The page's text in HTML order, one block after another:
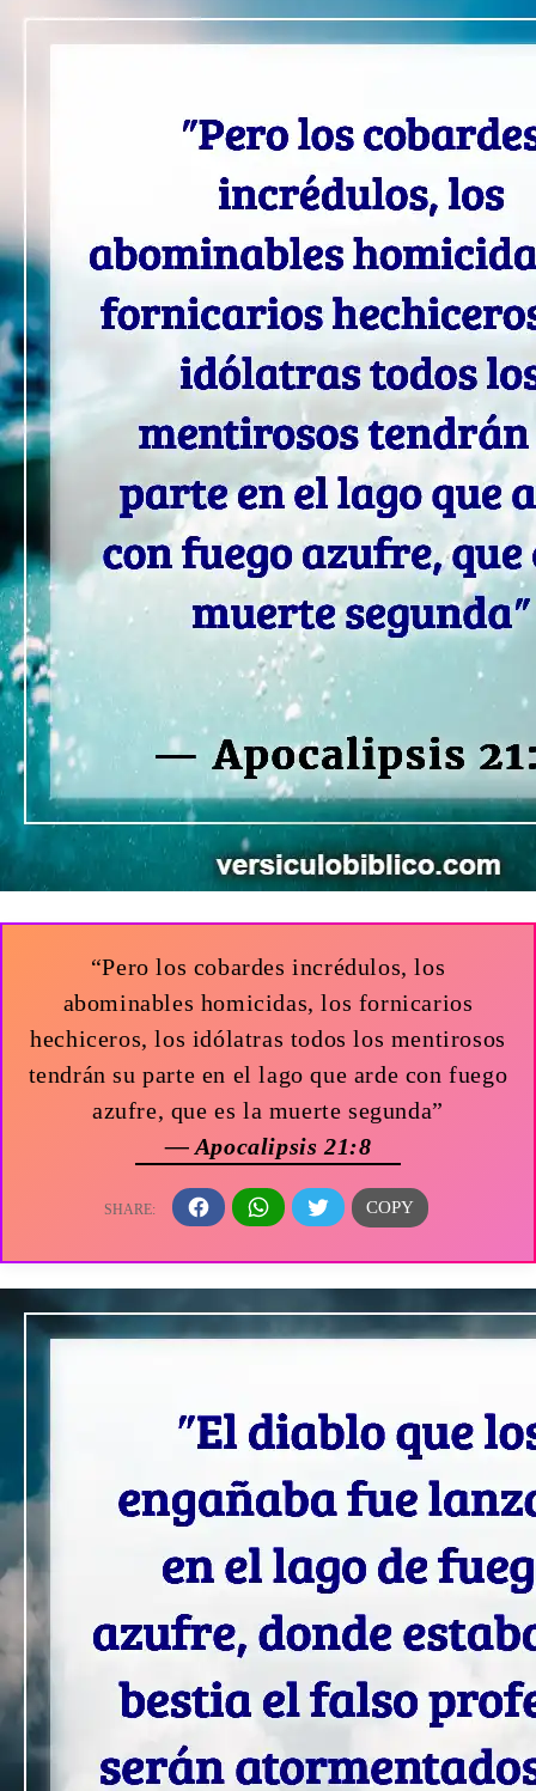
“Pero los cobardes incrédulos, los
abominables homicidas, los fornicarios
hechiceros, los idólatras todos los mentirosos
tendrán su parte en el lago que arde con fuego
azufre, que es la muerte segunda”
— Apocalipsis 21:8